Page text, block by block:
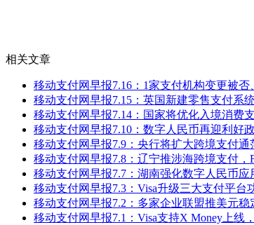
相关文章
移动支付网早报7.16：1家支付机构变更被否
移动支付网早报7.15：英国新建零售支付系
移动支付网早报7.14：国家将优化入境消费
移动支付网早报7.10：数字人民币再迎利好
移动支付网早报7.9：央行将扩大跨境支付
移动支付网早报7.8：辽宁推涉海跨境支付，
移动支付网早报7.7：湖南强化数字人民币
移动支付网早报7.3：Visa升级三大支付平台
移动支付网早报7.2：多家企业联盟推美元
移动支付网早报7.1：Visa支持X Money上线